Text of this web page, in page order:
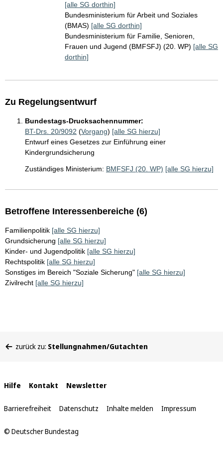
[alle SG dorthin]
Bundesministerium für Arbeit und Soziales
(BMAS) [alle SG dorthin]
Bundesministerium für Familie, Senioren,
Frauen und Jugend (BMFSFJ) (20. WP) [alle SG
dorthin]
Zu Regelungsentwurf
Bundestags-Drucksachennummer:
BT-Drs. 20/9092 (Vorgang) [alle SG hierzu]
Entwurf eines Gesetzes zur Einführung einer
Kindergrundsicherung
Zuständiges Ministerium: BMFSFJ (20. WP) [alle SG hierzu]
Betroffene Interessenbereiche (6)
Familienpolitik [alle SG hierzu]
Grundsicherung [alle SG hierzu]
Kinder- und Jugendpolitik [alle SG hierzu]
Rechtspolitik [alle SG hierzu]
Sonstiges im Bereich "Soziale Sicherung" [alle SG hierzu]
Zivilrecht [alle SG hierzu]
befinden
zurück zu: Stellungnahmen/Gutachten
Interne
Links
Hilfe Kontakt Newsletter
Barrierefreiheit Datenschutz Inhalte melden Impressum
© Deutscher Bundestag